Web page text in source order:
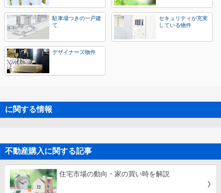
駐車場つきの一戸建
て
セキュリティが充実
している物件
デザイナーズ物件
に関する情報
不動産購入に関する記事
住宅市場の動向・家の買い時を解説